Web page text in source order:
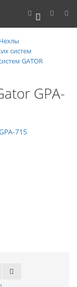
0
Чехлы
систем
GATOR
GPA-